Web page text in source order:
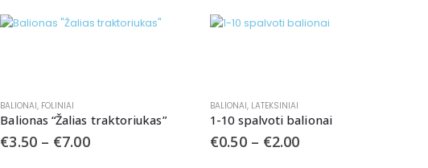
BALIONAI, FOLINIAI
Balionas “Žalias traktoriukas”
€3.50 – €7.00
BALIONAI, LATEKSINIAI
1-10 spalvoti balionai
€0.50 – €2.00